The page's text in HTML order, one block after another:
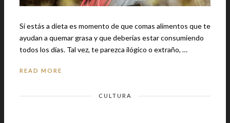
Si estás a dieta es momento de que comas alimentos que te
ayudan a quemar grasa y que deberías estar consumiendo
todos los días. Tal vez, te parezca ilógico o extraño, …
READ MORE
CULTURA